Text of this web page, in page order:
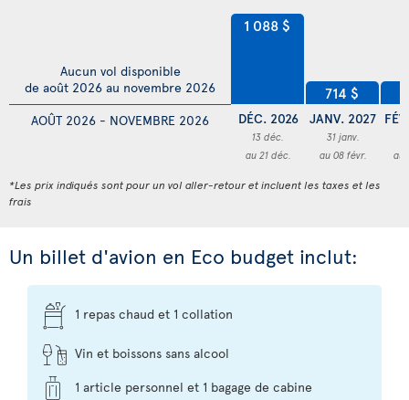
AOÛT 2026 - NOVEMBRE 2026
Aucun vol disponible
de août 2026 au novembre 2026
1 088 $
DÉC. 2026
13 déc.
au 21 déc.
714 $
JANV. 2027
31 janv.
au 08 févr.
au
*Les prix indiqués sont pour un vol aller-retour et incluent les taxes et les
frais
Un billet d'avion en Eco budget inclut:
1 repas chaud et 1 collation
Vin et boissons sans alcool
1 article personnel et 1 bagage de cabine